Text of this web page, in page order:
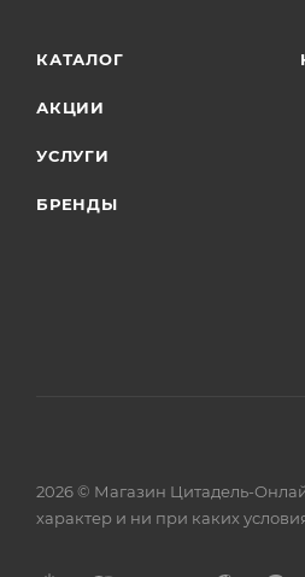
КАТАЛОГ
АКЦИИ
УСЛУГИ
БРЕНДЫ
2026 © Магазин Цитадель-
характер и ни при каких